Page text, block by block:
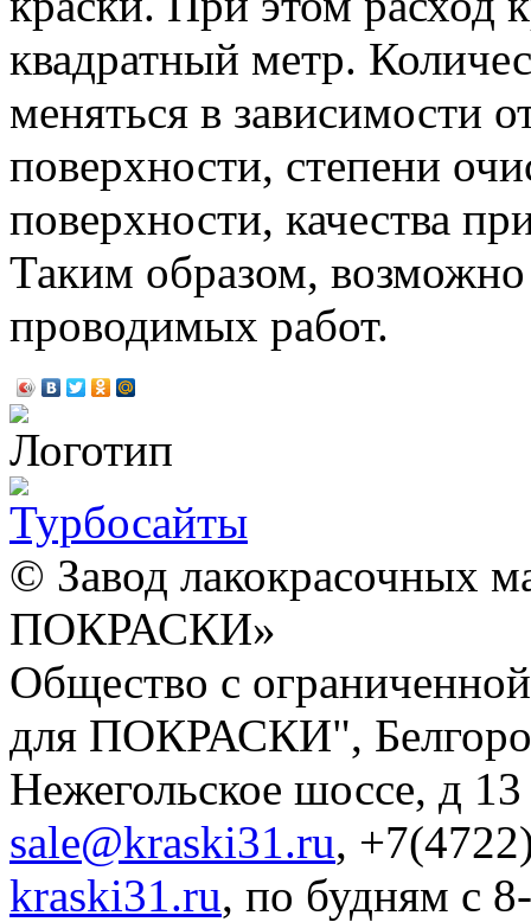
квадратный метр.
меняться в зависимости
поверхности, степени
поверхности, качества
Таким образом, возможно
проводимых работ.
© Завод лакокрасочных
ПОКРАСКИ»
Общество с
для ПОКРАСКИ",
Нежегольское шоссе, д 13
sale@kraski31.ru,
kraski31.ru, по будням с